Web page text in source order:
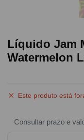
Líquido Jam
Watermelon
Este produto está
Consultar prazo e